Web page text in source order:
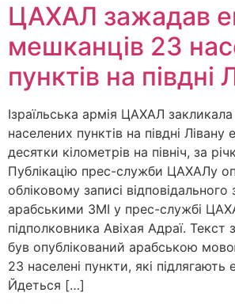
ЦАХАЛ зажадав
мешканців 23
пунктів на півдні
Ізраїльська армія ЦАХАЛ
населених пунктів на півдні
десятки кілометрів на північ, за
Публікацію прес-служби ЦАХАЛу
обліковому записі відповідального
арабськими ЗМІ у прес-службі
підполковника Авіхая Адраї.
був опублікований арабською
23 населені пункти, які підлягають
Йдеться […]